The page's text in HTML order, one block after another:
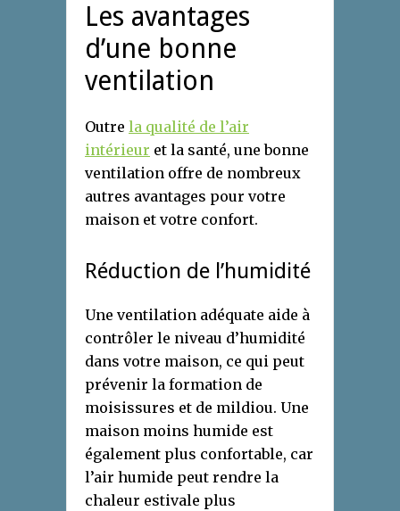
Les avantages
d’une bonne
ventilation
Outre la qualité de l’air
intérieur et la santé, une bonne
ventilation offre de nombreux
autres avantages pour votre
maison et votre confort.
Réduction de l’humidité
Une ventilation adéquate aide à
contrôler le niveau d’humidité
dans votre maison, ce qui peut
prévenir la formation de
moisissures et de mildiou. Une
maison moins humide est
également plus confortable, car
l’air humide peut rendre la
chaleur estivale plus